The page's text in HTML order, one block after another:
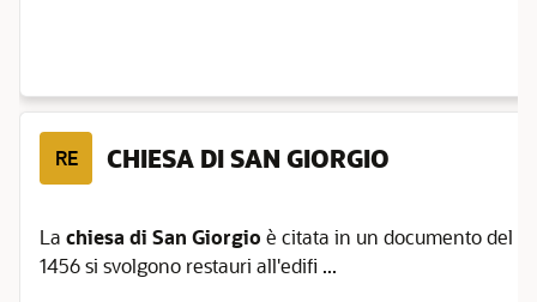
RE CHIESA DI SAN GIORGIO
La chiesa di San Giorgio è citata in un documento del
1456 si svolgono restauri all'edifi ...